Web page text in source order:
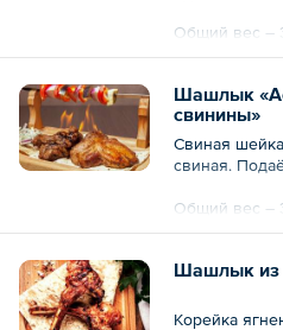
Общий вес –
Шашлык
свинины»
Свиная
свиная.
Общий вес –
Шашлык из
Корейка